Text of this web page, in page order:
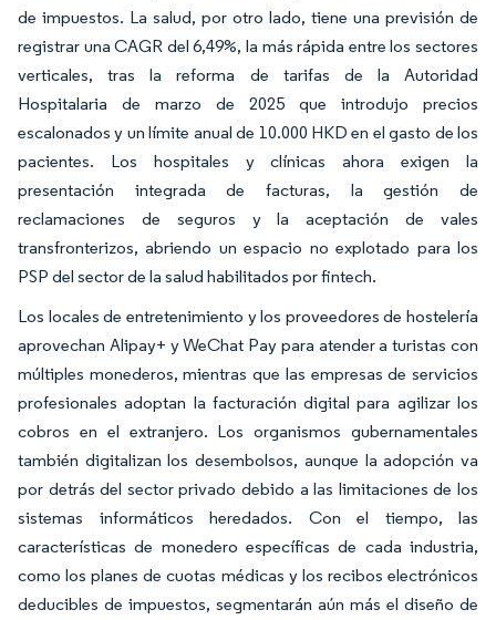
de impuestos. La salud, por otro lado, tiene una previsión de
registrar una CAGR del 6,49%, la más rápida entre los sectores
verticales, tras la reforma de tarifas de la Autoridad
Hospitalaria de marzo de 2025 que introdujo precios
escalonados y un límite anual de 10.000 HKD en el gasto de los
pacientes. Los hospitales y clínicas ahora exigen la
presentación integrada de facturas, la gestión de
reclamaciones de seguros y la aceptación de vales
transfronterizos, abriendo un espacio no explotado para los
PSP del sector de la salud habilitados por fintech.
Los locales de entretenimiento y los proveedores de hostelería
aprovechan Alipay+ y WeChat Pay para atender a turistas con
múltiples monederos, mientras que las empresas de servicios
profesionales adoptan la facturación digital para agilizar los
cobros en el extranjero. Los organismos gubernamentales
también digitalizan los desembolsos, aunque la adopción va
por detrás del sector privado debido a las limitaciones de los
sistemas informáticos heredados. Con el tiempo, las
características de monedero específicas de cada industria,
como los planes de cuotas médicas y los recibos electrónicos
deducibles de impuestos, segmentarán aún más el diseño de